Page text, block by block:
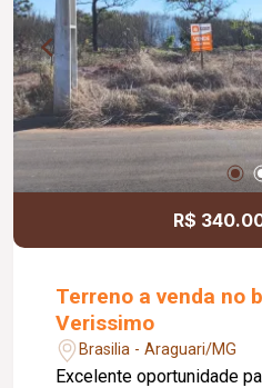
R$
Terreno a venda no
Verissimo
Brasilia - Araguari/MG
Excelente oportunidade